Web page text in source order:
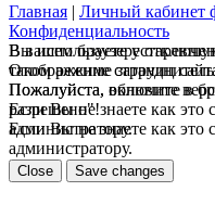
Главная | Личный кабинет
Конфиденциальность
В вашем браузере
таком режиме
Пожалуйста, включите в
разрешено"!
Если Вы не знаете как это
администратору.
Вы используете
Отображение страниц
Пожалуйста, обновите
Если Вы не знаете как это
администратору.
Close Save changes